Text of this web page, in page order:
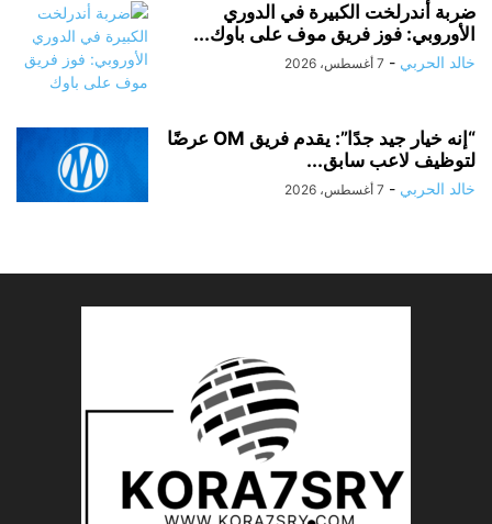
ضربة أندرلخت الكبيرة في الدوري
الأوروبي: فوز فريق موف على باوك...
خالد الحربي - 7 أغسطس، 2026
“إنه خيار جيد جدًا”: يقدم فريق OM عرضًا
لتوظيف لاعب سابق...
خالد الحربي - 7 أغسطس، 2026